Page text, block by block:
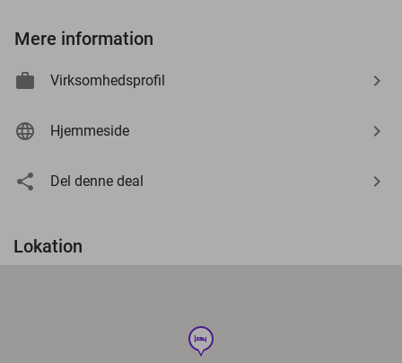
Mere information
Virksomhedsprofil
Hjemmeside
Del denne deal
Lokation
hotel